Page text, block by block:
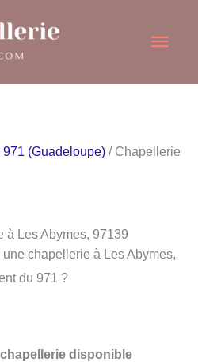
(Guadeloupe) / Chapellerie
à Les Abymes, 97139
chapellerie à Les Abymes,
du 971 ?
disponible